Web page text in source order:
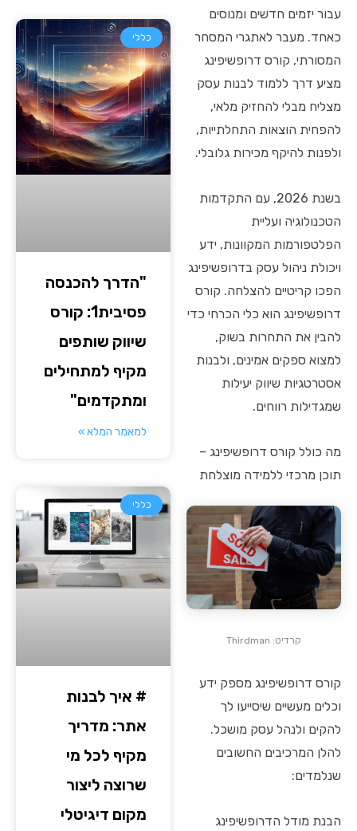
עבור יזמים חדשים ומנוסים
כאחד. מעבר לאתגרי המסחר
המסורתי, קורס דרופשיפינג
מציע דרך ללמוד לבנות עסק
מצליח מבלי להחזיק מלאי,
להפחית הוצאות התחלתייות,
ולפנות להיקף מכירות גלובלי.
בשנת 2026, עם התקדמות
הטכנולוגיה ועליית
הפלטפורמות המקוונות, ידע
ויכולת ניהול עסק בדרופשיפינג
הפכו קריטיים להצלחה. קורס
דרופשיפינג הוא כלי הכרחי כדי
להבין את התחרות בשוק,
למצוא ספקים אמינים, ולבנות
אסטרטגיות שיווק יעילות
שמגדילות רווחים.
מה כולל קורס דרופשיפינג –
תוכן מרכזי ללמידה מוצלחת
קרדיט: Thirdman
קורס דרופשיפינג מספק ידע
וכלים מעשיים שיסייעו לך
להקים ולנהל עסק מושכל.
להלן המרכיבים החשובים
שנלמדים:
הבנת מודל הדרופשיפינג
כללי
"הדרך להכנסה
פסיבית1: קורס
שיווק שותפים
מקיף למתחילים
ומתקדמים"
למאמר המלא »
כללי
# איך לבנות
אתר: מדריך
מקיף לכל מי
שרוצה ליצור
מקום דיגיטלי